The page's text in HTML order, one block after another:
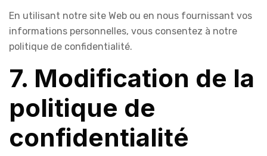
En utilisant notre site Web ou en nous fournissant vos
informations personnelles, vous consentez à notre
politique de confidentialité.
7. Modification de la
politique de
confidentialité